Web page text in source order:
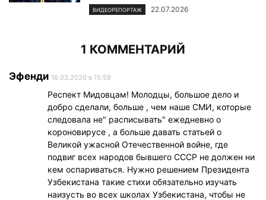
ВИДЕОРЕПОРТАЖ 22.07.2026
1 КОММЕНТАРИЙ
Эфенди 16.03.2020 в 15:59
Респект Мидовцам! Молодцы, большое дело и
добро сделали, больше , чем наше СМИ, которые
следовала не" расписывать" ежедневно о
короновирусе , а больше давать статьей о
Великой ужасной Отечественной войне, где
подвиг всех народов бывшего СССР не должен ни
кем оспариваться. Нужно решением Президента
Узбекистана такие стихи обязательно изучать
наизусть во всех школах Узбекистана, чтобы не